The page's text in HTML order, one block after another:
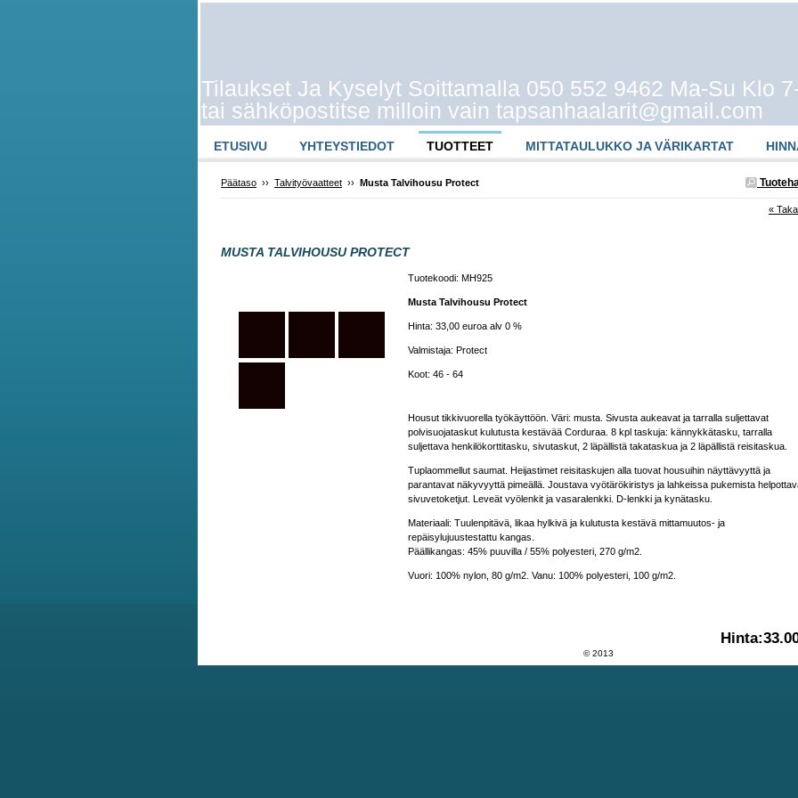
Tilaukset Ja Kyselyt Soittamalla 050 552 9462 Ma-Su Klo
tai sähköpostitse milloin vain tapsanhaalarit@gmail.com
ETUSIVU YHTEYSTIEDOT TUOTTEET MITTATAULUKKO JA VÄRIKARTAT
Päätaso ›› Talvityövaatteet ›› Musta Talvihousu Protect
«
MUSTA TALVIHOUSU PROTECT
Tuotekoodi: MH925
Musta Talvihousu Protect
Hinta: 33,00 euroa alv 0 %
Valmistaja: Protect
Koot: 46 - 64
Housut tikkivuorella työkäyttöön. Väri: musta. Sivusta aukeavat ja tarralla suljettavat
polvisuojataskut kulutusta kestävää Corduraa. 8 kpl taskuja: kännykkätasku, tarralla
suljettava henkilökorttitasku, sivutaskut, 2 läpällistä takataskua ja 2 läpällistä reisitaskua.
Tuplaommellut saumat. Heijastimet reisitaskujen alla tuovat housuihin näyttävyyttä ja
parantavat näkyvyyttä pimeällä. Joustava vyötärökiristys ja lahkeissa pukemista
sivuvetoketjut. Leveät vyölenkit ja vasaralenkki. D-lenkki ja kynätasku.
Materiaali: Tuulenpitävä, likaa hylkivä ja kulutusta kestävä mittamuutos- ja
repäisylujuustestattu kangas.
Päällikangas: 45% puuvilla / 55% polyesteri, 270 g/m2.
Vuori: 100% nylon, 80 g/m2. Vanu: 100% polyesteri, 100 g/m2.
Hinta:
© 2013